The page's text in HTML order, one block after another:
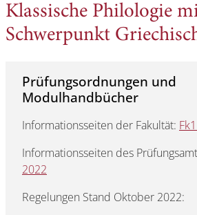
Klassische Philologie
Schwerpunkt
Prüfungsordnungen und
Modulhandbücher
Informationsseiten der Fakultät:
Informationsseiten des
2022
Regelungen Stand Oktober 2022: